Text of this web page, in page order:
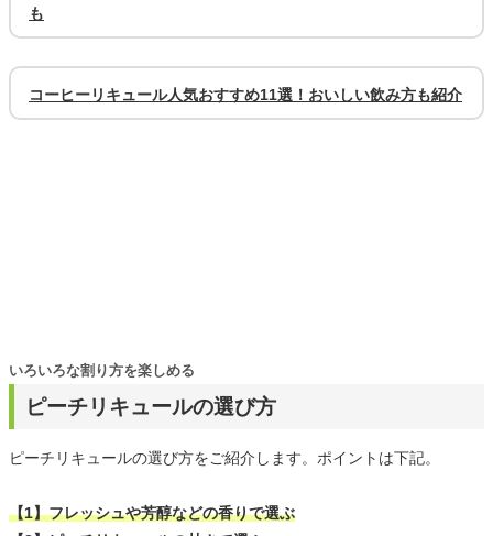
も
コーヒーリキュール人気おすすめ11選！おいしい飲み方も紹介
ピーチリキュールの選び方
いろいろな割り方を楽しめる
ピーチリキュールの選び方をご紹介します。ポイントは下記。
【1】フレッシュや芳醇などの香りで選ぶ